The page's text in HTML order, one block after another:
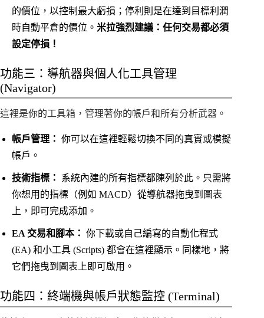
的價位，以控制最大虧損；停利則是在達到目標利潤
時自動平倉的價位。 米拉強烈建議：任何交易都必須
設定停損！
功能三：導航器與個人化工具管理
(Navigator)
這裡是你的工具箱，管理著你的帳戶和所有分析武器。
帳戶管理： 你可以在這裡輕鬆切換不同的真實或模擬
帳戶。
技術指標：
系統內建的所有指標都陳列於此。只需將
你想用的指標（例如 MACD）從導航器拖曳到圖表
上，即可完成添加。
EA 交易和腳本： 你下載或自己編寫的自動化程式
(EA) 和小工具 (Scripts) 都會在這裡顯示。同樣地，將
它們拖曳到圖表上即可啟用。
功能四：終端機與帳戶狀態監控 (Terminal)